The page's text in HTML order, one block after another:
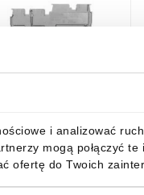
i analizować
mogą połączyć
ofertę do Twoich
złbrutto